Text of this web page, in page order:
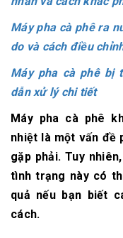
Máy pha cà phê ra
do và cách điều
Máy pha cà phê bị
dẫn xử lý chi tiết
Máy pha cà phê
nhiệt là một vấn đề
gặp phải. Tuy
tình trạng này có
quả nếu bạn biết
cách.